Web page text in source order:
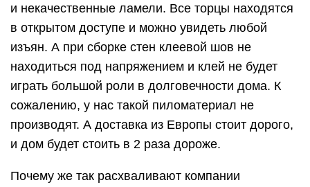
и некачественные ламели. Все торцы находятся
в открытом доступе и можно увидеть любой
изъян. А при сборке стен клеевой шов не
находиться под напряжением и клей не будет
играть большой роли в долговечности дома. К
сожалению, у нас такой пиломатериал не
производят. А доставка из Европы стоит дорого,
и дом будет стоить в 2 раза дороже.
Почему же так расхваливают компании